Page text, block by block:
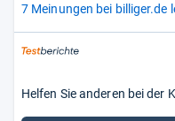
7 Meinungen bei billiger.de
Helfen Sie anderen bei der